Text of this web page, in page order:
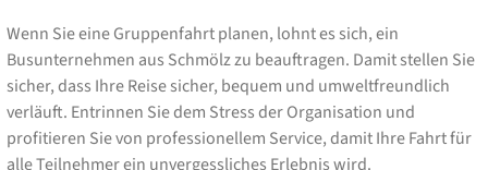
Wenn Sie eine Gruppenfahrt planen, lohnt es sich, ein
Busunternehmen aus Schmölz zu beauftragen. Damit stellen Sie
sicher, dass Ihre Reise sicher, bequem und umweltfreundlich
verläuft. Entrinnen Sie dem Stress der Organisation und
profitieren Sie von professionellem Service, damit Ihre Fahrt für
alle Teilnehmer ein unvergessliches Erlebnis wird.